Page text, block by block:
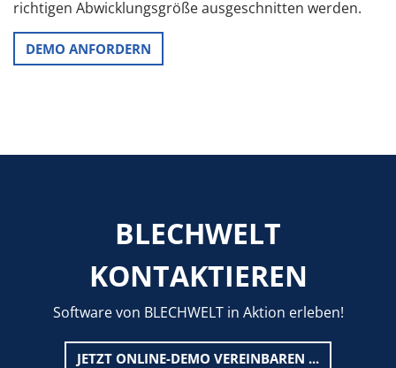
richtigen Abwicklungsgröße ausgeschnitten werden.
DEMO ANFORDERN
BLECHWELT
KONTAKTIEREN
Software von BLECHWELT in Aktion erleben!
JETZT ONLINE-DEMO VEREINBAREN ...